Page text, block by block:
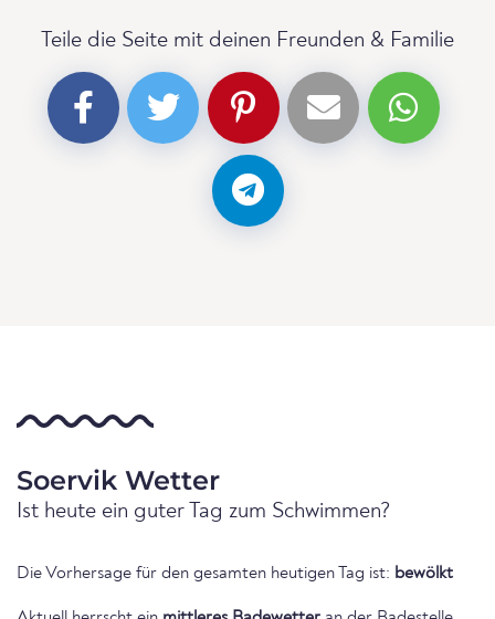
Teile die Seite mit deinen Freunden & Familie
Soervik Wetter
Ist heute ein guter Tag zum Schwimmen?
Die Vorhersage für den gesamten heutigen Tag ist: bewölkt